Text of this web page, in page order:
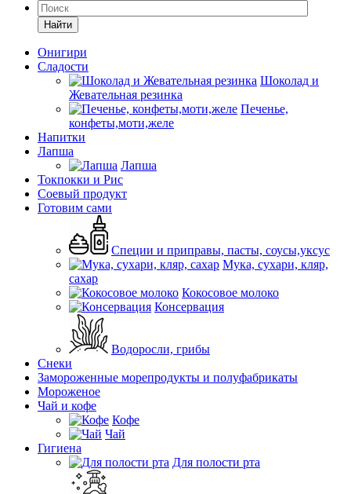
Найти
Онигири
Сладости
Шоколад и
Жевательная резинка
Печенье,
конфеты,моти,желе
Напитки
Лапша
Лапша
Токпокки и Рис
Соевый продукт
Готовим сами
Специи и приправы, пасты, соусы,уксус
Мука, сухари, кляр,
сахар
Кокосовое молоко
Консервация
Водоросли, грибы
Снеки
Замороженные морепродукты и полуфабрикаты
Мороженое
Чай и кофе
Кофе
Чай
Гигиена
Для полости рта